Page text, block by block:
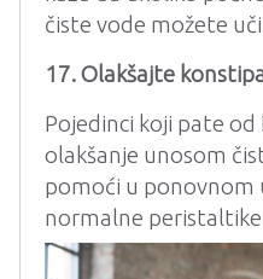
čiste vode možete
17. Olakšajte
Pojedinci koji pate
olakšanje unosom
pomoći u ponovnom
normalne peristaltike